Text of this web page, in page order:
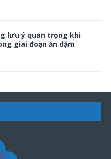
lưu ý quan trọng khi
giai đoạn ăn dặm